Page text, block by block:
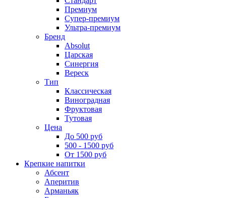
Премиум
Супер-премиум
Ультра-премиум
Бренд
Absolut
Царская
Синергия
Вереск
Тип
Классическая
Виноградная
Фруктовая
Тутовая
Цена
До 500 руб
500 - 1500 руб
От 1500 руб
Крепкие напитки
Абсент
Аперитив
Арманьяк